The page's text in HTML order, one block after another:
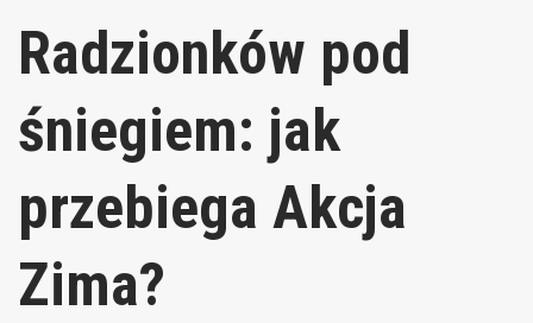
Radzionków pod
śniegiem: jak
przebiega Akcja
Zima?